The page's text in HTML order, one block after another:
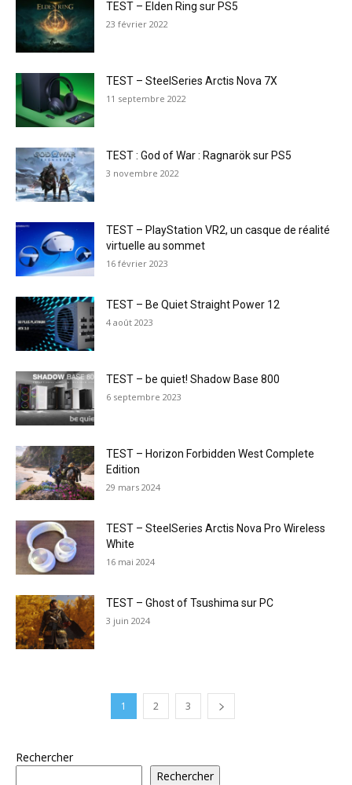
TEST – Elden Ring sur PS5
23 février 2022
TEST – SteelSeries Arctis Nova 7X
11 septembre 2022
TEST : God of War : Ragnarök sur PS5
3 novembre 2022
TEST – PlayStation VR2, un casque de réalité
virtuelle au sommet
16 février 2023
TEST – Be Quiet Straight Power 12
4 août 2023
TEST – be quiet! Shadow Base 800
6 septembre 2023
TEST – Horizon Forbidden West Complete
Edition
29 mars 2024
TEST – SteelSeries Arctis Nova Pro Wireless
White
16 mai 2024
TEST – Ghost of Tsushima sur PC
3 juin 2024
1 2 3
Rechercher
Rechercher